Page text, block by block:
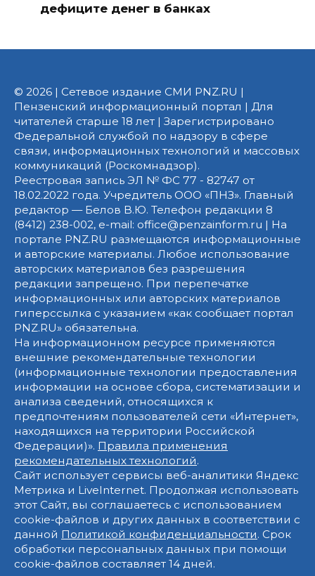
дефиците денег в банках
© 2026 | Сетевое издание СМИ PNZ.RU |
Пензенский информационный портал | Для
читателей старше 18 лет | Зарегистрировано
Федеральной службой по надзору в сфере
связи, информационных технологий и массовых
коммуникаций (Роскомнадзор).
Реестровая запись ЭЛ № ФС 77 - 82747 от
18.02.2022 года. Учредитель ООО «ПНЗ». Главный
редактор — Белов В.Ю. Телефон редакции 8
(8412) 238-002, e-mail: office@penzainform.ru | На
портале PNZ.RU размещаются информационные
и авторские материалы. Любое использование
авторских материалов без разрешения
редакции запрещено. При перепечатке
информационных или авторских материалов
гиперссылка с указанием «как сообщает портал
PNZ.RU» обязательна.
На информационном ресурсе применяются
внешние рекомендательные технологии
(информационные технологии предоставления
информации на основе сбора, систематизации и
анализа сведений, относящихся к
предпочтениям пользователей сети «Интернет»,
находящихся на территории Российской
Федерации)». Правила применения
рекомендательных технологий.
Сайт использует сервисы веб-аналитики Яндекс
Метрика и LiveInternet. Продолжая использовать
этот Сайт, вы соглашаетесь с использованием
cookie-файлов и других данных в соответствии с
данной Политикой конфиденциальности. Срок
обработки персональных данных при помощи
cookie-файлов составляет 14 дней.